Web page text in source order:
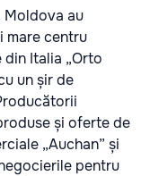
Moldova au
mare centru
Italia „Orto
un șir de
și oferte de
„Auchan” și
pentru